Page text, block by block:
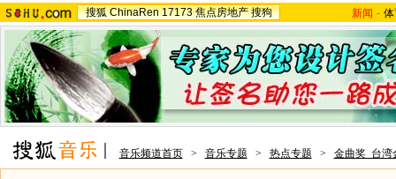
搜狐 ChinaRen 17173 焦点房地产 搜狗 新闻 -
音乐频道首页 > 音乐专题 > 热点专题 > 金曲奖_台湾